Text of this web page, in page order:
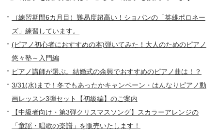
（練習期間6カ月目）難易度超高い！ショパンの「英雄ポロネー
ズ」練習しています。
(ピアノ初心者におすすめの本)弾いてみた！大人のためのピアノ
悠々塾～入門編
ピアノ講師が選ぶ。結婚式の余興でおすすめのピアノ曲は！？
3/31(水)まで！冬でもあったかキャンペーン・はんなりピアノ動
画レッスン3弾セット【初級編】のご案内
【中級者向け・第3弾クリスマスソング】スカラーアレンジの
「童謡・唱歌の楽譜」を販売いたします！